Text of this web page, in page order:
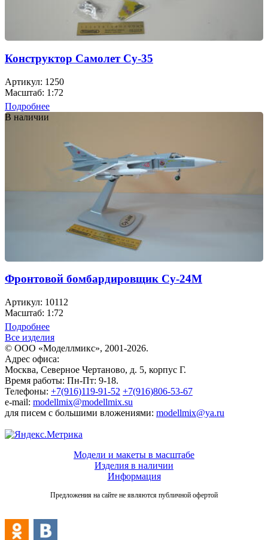
Конструктор Самолет Су-35
Артикул: 1250
Масштаб: 1:72
Подробнее
В наличии
Фронтовой бомбардировщик Су-24М
Артикул: 10112
Масштаб: 1:72
Подробнее
Все изделия
© ООО «Моделлмикс», 2001-2026.
Адрес офиса:
Москва, Северное Чертаново, д. 5, корпус Г.
Время работы: Пн-Пт: 9-18.
Телефоны: +7(916)119-91-52 +7(916)806-53-67
e-mail: modellmix@modellmix.su
для писем с большими вложениями: modellmix@ya.ru
Модели и макеты в масштабе
Изделия в наличии
Информация
Предложения на сайте не являются публичной офертой